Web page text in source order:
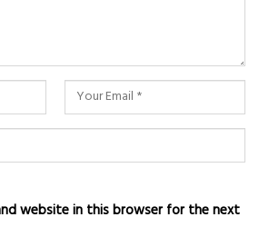
website in this browser for the next